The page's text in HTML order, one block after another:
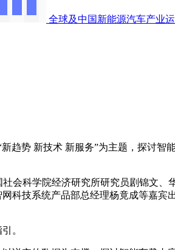
全球及中国新能源汽车产业
趋势 新技术 新服务”为主题，探讨智
科学院经济研究所研究员剧锦文、
科技系统产品部总经理杨竟成等嘉宾
。